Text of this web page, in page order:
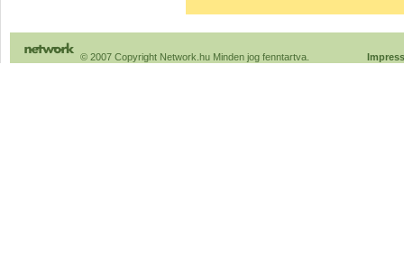
© 2007 Copyright Network.hu Minden jog fenntartva.